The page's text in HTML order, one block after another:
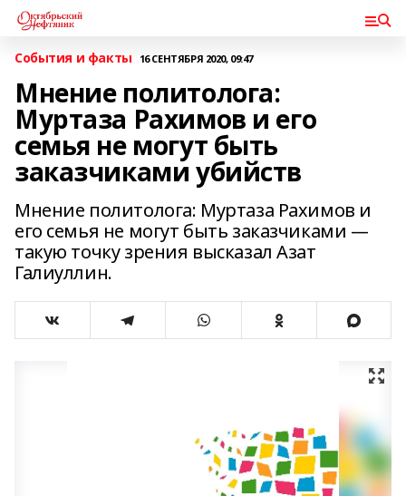
События и факты 16 СЕНТЯБРЯ 2020, 09:47
Мнение политолога:
Муртаза Рахимов и его
семья не могут быть
заказчиками убийств
Мнение политолога: Муртаза Рахимов и
его семья не могут быть заказчиками —
такую точку зрения высказал Азат
Галиуллин.